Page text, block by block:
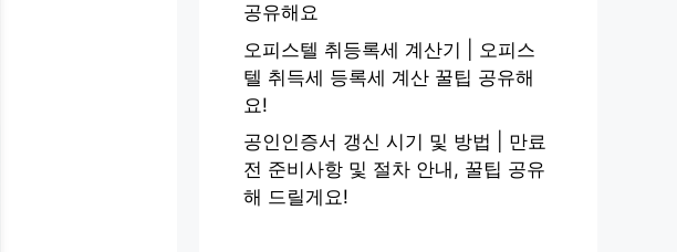
공유해요
오피스텔 취등록세 계산기 | 오피스
텔 취득세 등록세 계산 꿀팁 공유해
요!
공인인증서 갱신 시기 및 방법 | 만료
전 준비사항 및 절차 안내, 꿀팁 공유
해 드릴게요!